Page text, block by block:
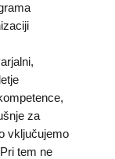
za
vključujemo
tem ne